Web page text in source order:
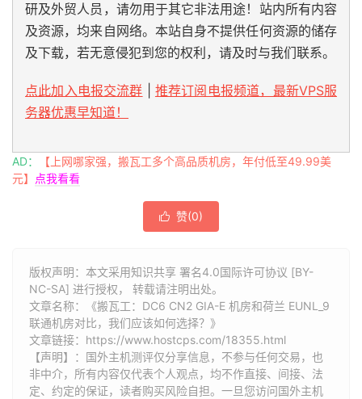
研及外贸人员，请勿用于其它非法用途！站内所有内容
及资源，均来自网络。本站自身不提供任何资源的储存
及下载，若无意侵犯到您的权利，请及时与我们联系。
点此加入电报交流群
推荐订阅电报频道，最新VPS服
务器优惠早知道！
AD：
【上网哪家强，搬瓦工多个高品质机房，年付低至49.99美
元】 点我看看
 赞(0)
版权声明：本文采用知识共享 署名4.0国际许可协议 [BY-
NC-SA] 进行授权， 转载请注明出处。
文章名称：《搬瓦工：DC6 CN2 GIA-E 机房和荷兰 EUNL_9
联通机房对比，我们应该如何选择？》
文章链接： https://www.hostcps.com/18355.html
【声明】：国外主机测评仅分享信息，不参与任何交易，也
非中介，所有内容仅代表个人观点，均不作直接、间接、法
定、约定的保证，读者购买风险自担。一旦您访问国外主机